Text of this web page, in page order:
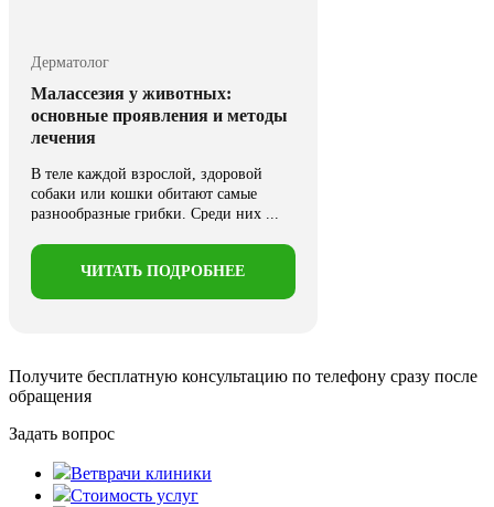
Дерматолог
Малассезия у животных:
основные проявления и методы
лечения
В теле каждой взрослой, здоровой
собаки или кошки обитают самые
разнообразные грибки. Среди них ...
ЧИТАТЬ ПОДРОБНЕЕ
Получите бесплатную консультацию по телефону сразу после
обращения
Задать вопрос
Ветврачи клиники
Стоимость услуг